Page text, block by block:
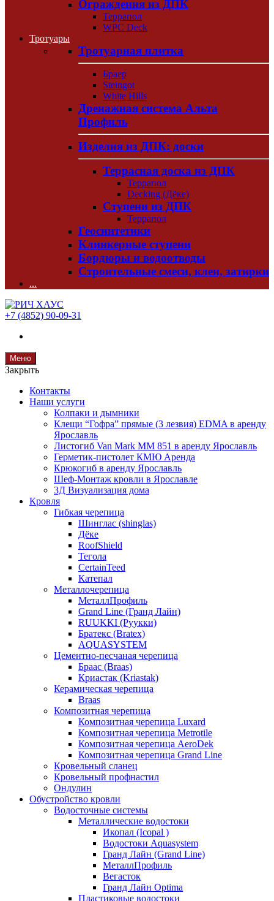
Ограждения из ДПК
Террапол
WPC Deck
Тротуары
Тротуарная плитка
Браер
Steingot
White Hills
Дренажная система Альта
Профиль
Изделия из ДПК: доски
Террасная доска из ДПК
Террапол
Decking (Дёке)
Ступени из ДПК
Террапол
Геосинтетики
Клинкерные ступени
Бордюры и водоотводы
Строительные смеси, клеи, затирки
...
+7 (4852) 90-09-31
Меню
Закрыть
Контакты
Наши услуги
Колпаки и дымники
Клещи “Гофра” прямые (3 лезвия) EDMA в аренду
Ярославль
Листогиб Van Mark MM 851 в аренду Ярославль
Герметик-пистолет КМЮ Аренда
Крюкогиб в аренду Ярославль
Шеф-Монтаж кровли в Ярославле
3Д Визуализация дома
Кровля
Гибкая черепица
Шинглас (shinglas)
Дёке
RoofShield
Тегола
CertainTeed
Катепал
Металлочерепица
МеталлПрофиль
Grand Line (Гранд Лайн)
RUUKKI (Руукки)
Братекс (Bratex)
AQUASYSTEM
Цементно-песчаная черепица
Браас (Braas)
Криастак (Kriastak)
Керамическая черепица
Braas
Композитная черепица
Композитная черепица Luxard
Композитная черепица Metrotile
Композитная черепица AeroDek
Композитная черепица Grand Line
Кровельный сланец
Кровельный профнастил
Ондулин
Обустройство кровли
Водосточные системы
Металлические водостоки
Икопал (Icopal )
Водостоки Aquasystem
Гранд Лайн (Grand Line)
МеталлПрофиль
Вегасток
Гранд Лайн Optima
Пластиковые водостоки